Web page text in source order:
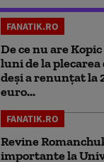
FANATIK.RO
De ce nu are
luni de la plecarea
deși a renunțat la
euro...
FANATIK.RO
Revine
importante la